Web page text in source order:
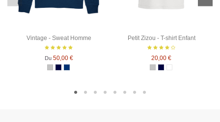
Vintage - Sweat Homme
Du 50,00 €
Gris Chiné
Bleu Marine
Bleu Marine Chiné
Petit Zizou - T-shirt Enfant
20,00 €
Gris Chiné
Bleu Marine
Blanc